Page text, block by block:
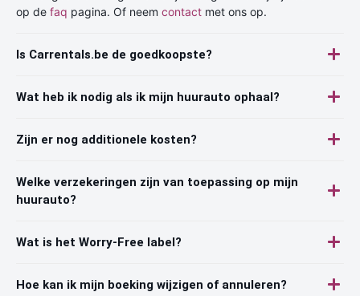
op de faq pagina. Of neem contact met ons op.
Is Carrentals.be de goedkoopste?
Wat heb ik nodig als ik mijn huurauto ophaal?
Zijn er nog additionele kosten?
Welke verzekeringen zijn van toepassing op mijn
huurauto?
Wat is het Worry-Free label?
Hoe kan ik mijn boeking wijzigen of annuleren?